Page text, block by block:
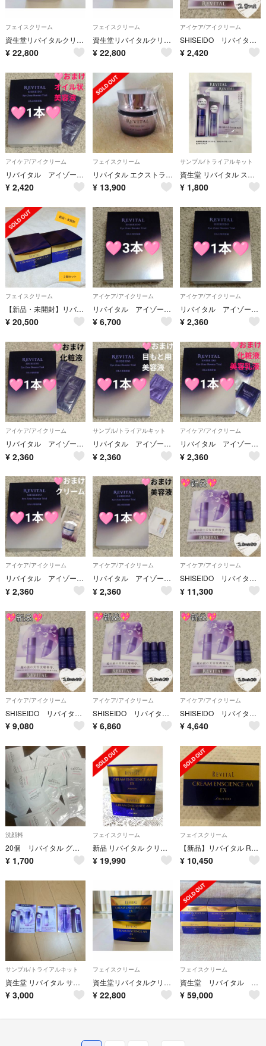
フェイスクリーム
資生堂リバイタルクリームエンサイエンスAA EX ２個
¥ 22,800
フェイスクリーム
資生堂リバイタルクリームエンサイエンスAA EX ２個
¥ 22,800
アイケア/アイクリーム
SHISEIDO リバイタル アイゾーンブースター サンプル 2.8mL×1本
¥ 2,420
アイケア/アイクリーム
リバイタル アイゾーンブースター 2.8ml×1本
¥ 2,420
フェイスクリーム
リバイタル エクストラリッチクリーム アドバンスド 本体 50g REVITAL
¥ 13,900
サンプル/トライアルキット
資生堂 リバイタル スキンハイドレーター＆スキンラップ 特製サイズ
¥ 1,800
フェイスクリーム
【新品・未開封】リバイタル クリーム エンサイエンスAA EX ２個セット
¥ 20,500
アイケア/アイクリーム
リバイタル アイゾーンブースター 2.8ml×3本
¥ 6,700
アイケア/アイクリーム
リバイタル アイゾーンブースター 2.8ml×1本
¥ 2,360
アイケア/アイクリーム
リバイタル アイゾーンブースター 2.8ml×1本
¥ 2,360
サンプル/トライアルキット
リバイタル アイゾーンブースター 2.8ml×1本
¥ 2,360
アイケア/アイクリーム
リバイタル アイゾーンブースター 2.8ml×1本
¥ 2,360
アイケア/アイクリーム
リバイタル アイゾーンブースター 2.8ml×1本
¥ 2,360
アイケア/アイクリーム
リバイタル アイゾーンブースター 2.8ml×1本
¥ 2,360
アイケア/アイクリーム
SHISEIDO リバイタル アイゾーンブースター サンプル 2.8mL×5本
¥ 11,300
アイケア/アイクリーム
SHISEIDO リバイタル アイゾーンブースター サンプル 2.8mL×4本
¥ 9,080
アイケア/アイクリーム
SHISEIDO リバイタル アイゾーンブースター サンプル 2.8mL×3本
¥ 6,860
アイケア/アイクリーム
SHISEIDO リバイタル アイゾーンブースター サンプル 2.8mL×2本
¥ 4,640
洗顔料
20個 リバイタル グラナス クレンジングミルク 洗顏料
¥ 1,700
フェイスクリーム
新品 リバイタル クリーム エンサイエンスAA EX ２個
¥ 19,990
フェイスクリーム
【新品】リバイタル REVITAL クリーム エンサイエンスAA EX
¥ 10,450
サンプル/トライアルキット
資生堂 リバイタル サンプルセット
¥ 3,000
フェイスクリーム
資生堂リバイタルクリームエンサイエンスAA EX ２個
¥ 22,800
フェイスクリーム
資生堂 リバイタル クリーム エンサイエンスAA EX
¥ 59,000